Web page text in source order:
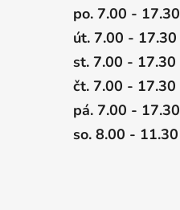
po. 7.00 - 17.30
út. 7.00 - 17.30
st. 7.00 - 17.30
čt. 7.00 - 17.30
pá. 7.00 - 17.30
so. 8.00 - 11.30